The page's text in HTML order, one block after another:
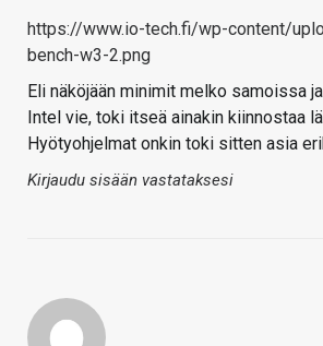
https://www.io-tech.fi/wp-content/
bench-w3-2.png
Eli näköjään minimit melko samoissa
Intel vie, toki itseä ainakin kiinnostaa
Hyötyohjelmat onkin toki sitten asia
Kirjaudu sisään vastataksesi